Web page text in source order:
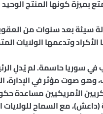
بميزة كونها المنتج
سيئة بعد سنوات من
وتدعمها الولايات
سوريا حاسمة. لم يُدلِ
صوت مؤثر في الإدارة،
الأمريكيين مساعدة
(داعش)، مع السماح